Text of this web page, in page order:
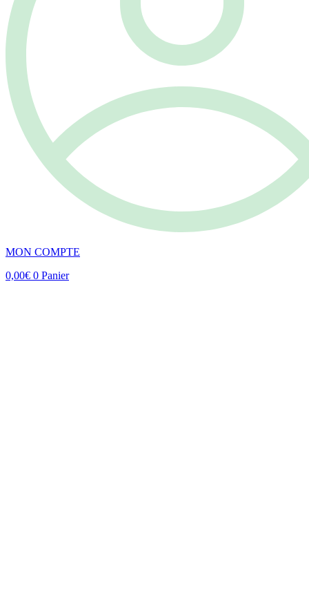
MON COMPTE
0,00€ 0 Panier